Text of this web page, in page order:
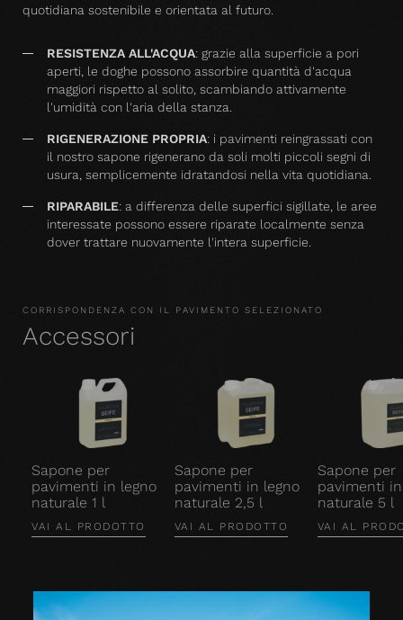
quotidiana sostenibile e orientata al futuro.
RESISTENZA ALL'ACQUA: grazie alla superficie a pori
aperti, le doghe possono assorbire quantità d'acqua
maggiori rispetto al solito, scambiando attivamente
l'umidità con l'aria della stanza.
RIGENERAZIONE PROPRIA: i pavimenti reingrassati con
il nostro sapone rigenerano da soli molti piccoli segni di
usura, semplicemente idratandosi nella vita quotidiana.
RIPARABILE: a differenza delle superfici sigillate, le aree
interessate possono essere riparate localmente senza
dover trattare nuovamente l'intera superficie.
CORRISPONDENZA CON IL PAVIMENTO SELEZIONATO
Accessori
Sapone per
pavimenti in legno
naturale 1 l
VAI AL PRODOTTO
Sapone per
pavimenti in legno
naturale 2,5 l
VAI AL PRODOTTO
Sapone per
pavimenti
naturale 5 l
VAI AL